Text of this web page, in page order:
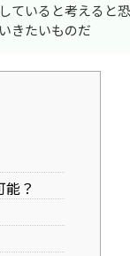
ていると考えると
きたいものだ
？